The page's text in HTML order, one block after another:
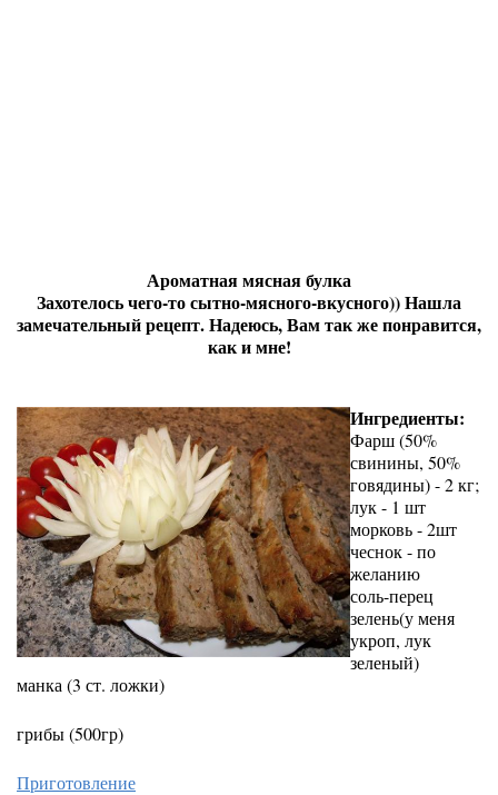
Ароматная мясная булка
Захотелось чего-то сытно-мясного-вкусного)) Нашла
замечательный рецепт. Надеюсь, Вам так же понравится,
как и мне!
Ингредиенты:
Фарш (50%
свинины, 50%
говядины) - 2 кг;
лук - 1 шт
морковь - 2шт
чеснок - по
желанию
соль-перец
зелень(у меня
укроп, лук
зеленый)
манка (3 ст. ложки)
грибы (500гр)
Приготовление